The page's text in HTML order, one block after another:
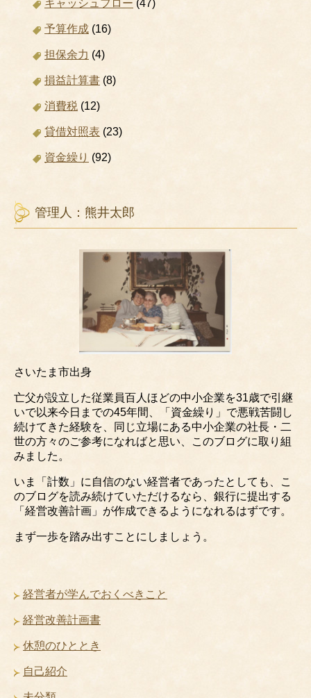
キャッシュフロー (47)
予算作成 (16)
担保余力 (4)
損益計算書 (8)
消費税 (12)
貸借対照表 (23)
資金繰り (92)
管理人：熊井太郎
さいたま市出身
亡父が設立した従業員百人ほどの中小企業を31歳で引継
いで以来今日までの45年間、「資金繰り」で悪戦苦闘し
続けてきた経験を、同じ立場にある中小企業の社長・二
世の方々のご参考になればと思い、このブログに取り組
みました。
いま「計数」に自信のない経営者であったとしても、こ
のブログを読み続けていただけるなら、銀行に提出する
「経営改善計画」が作成できるようになれるはずです。
まず一歩を踏み出すことにしましょう。
経営者が学んでおくべきこと
経営改善計画書
休憩のひととき
自己紹介